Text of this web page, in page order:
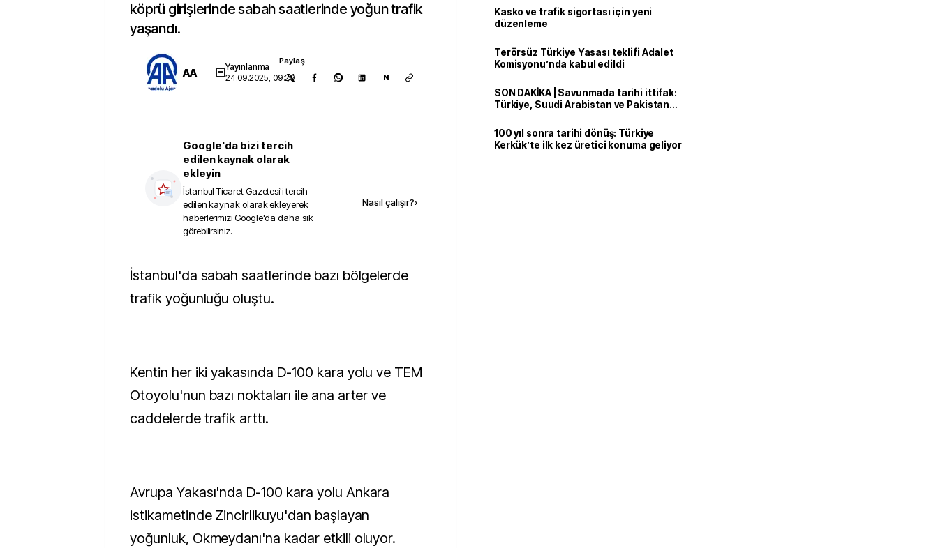
köprü girişlerinde sabah saatlerinde yoğun trafik
yaşandı.
AA
Yayınlanma
24.09.2025, 09:29
Paylaş
N
Google'da bizi tercih
edilen kaynak olarak
ekleyin
İstanbul Ticaret Gazetesi'i tercih
edilen kaynak olarak ekleyerek
haberlerimizi Google'da daha sık
görebilirsiniz.
Nasıl çalışır?›
İstanbul'da sabah saatlerinde bazı bölgelerde
trafik yoğunluğu oluştu.
Kentin her iki yakasında D-100 kara yolu ve TEM
Otoyolu'nun bazı noktaları ile ana arter ve
caddelerde trafik arttı.
Avrupa Yakası'nda D-100 kara yolu Ankara
istikametinde Zincirlikuyu'dan başlayan
yoğunluk, Okmeydanı'na kadar etkili oluyor.
Kasko ve trafik sigortası için yeni
düzenleme
Terörsüz Türkiye Yasası teklifi Adalet
Komisyonu’nda kabul edildi
SON DAKİKA | Savunmada tarihi ittifak:
Türkiye, Suudi Arabistan ve Pakistan
100 yıl sonra tarihi dönüş: Türkiye
Kerkük’te ilk kez üretici konuma geliyor